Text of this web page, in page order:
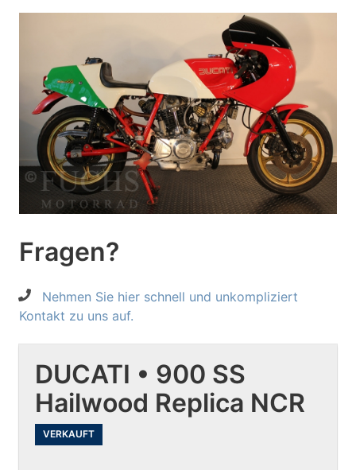
Fragen?
Nehmen Sie hier schnell und unkompliziert
Kontakt zu uns auf.
DUCATI • 900 SS
Hailwood Replica NCR
VERKAUFT